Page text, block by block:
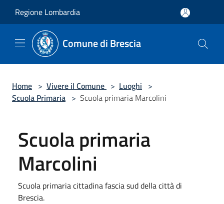
Regione Lombardia
Comune di Brescia
Home > Vivere il Comune > Luoghi >
Scuola Primaria > Scuola primaria Marcolini
Scuola primaria
Marcolini
Scuola primaria cittadina fascia sud della città di
Brescia.